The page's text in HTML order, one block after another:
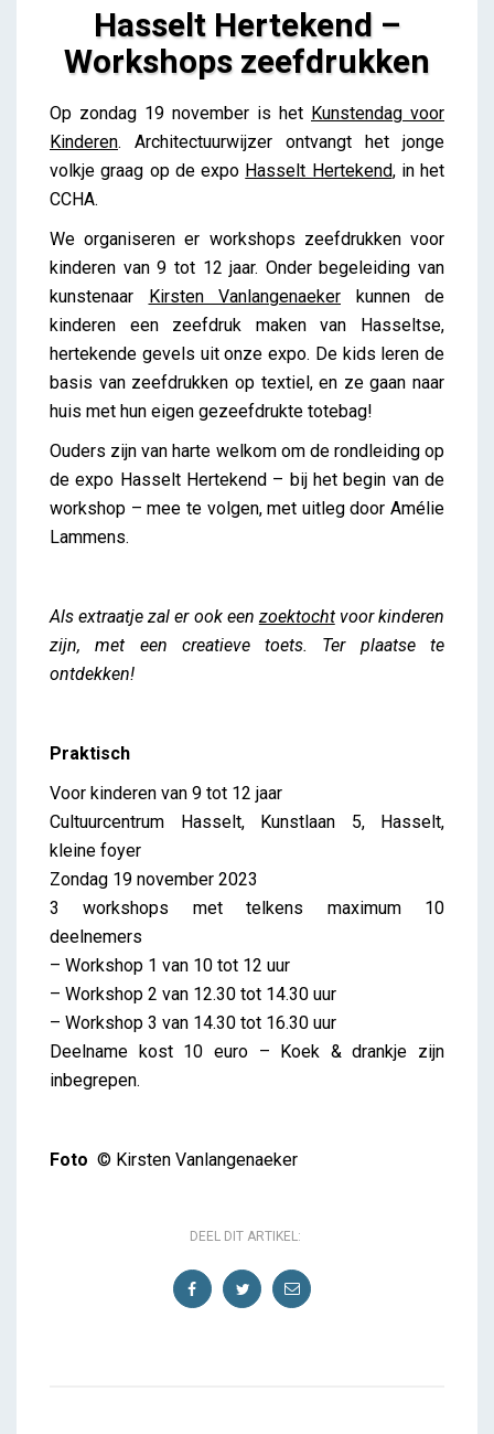
Hasselt Hertekend –
Workshops zeefdrukken
Hasselt Hertekend – Workshops zeefdrukken
Lieve Drooghmans
Op zondag 19 november is het Kunstendag voor
Kinderen. Architectuurwijzer ontvangt het jonge
volkje graag op de expo Hasselt Hertekend, in het
CCHA.
We organiseren er workshops zeefdrukken voor
kinderen van 9 tot 12 jaar. Onder begeleiding van
kunstenaar Kirsten Vanlangenaeker kunnen de
kinderen een zeefdruk maken van Hasseltse,
hertekende gevels uit onze expo. De kids leren de
basis van zeefdrukken op textiel, en ze gaan naar
huis met hun eigen gezeefdrukte totebag!
Ouders zijn van harte welkom om de rondleiding op
de expo Hasselt Hertekend – bij het begin van de
workshop – mee te volgen, met uitleg door Amélie
Lammens.
Als extraatje zal er ook een zoektochtvoor kinderen
zijn, met een creatieve toets. Ter plaatse te
ontdekken!
Praktisch
Voor kinderen van 9 tot 12 jaar
Cultuurcentrum Hasselt, Kunstlaan 5, Hasselt,
kleine foyer
Zondag 19 november 2023
3 workshops met telkens maximum 10
deelnemers
– Workshop 1 van 10 tot 12 uur
– Workshop 2 van 12.30 tot 14.30 uur
– Workshop 3 van 14.30 tot 16.30 uur
Deelname kost 10 euro – Koek & drankje zijn
inbegrepen.
Foto © Kirsten Vanlangenaeker
DEEL DIT ARTIKEL: